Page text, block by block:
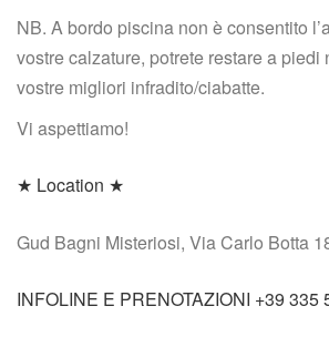
NB. A bordo piscina non è consentito
vostre calzature, potrete restare a piedi
vostre migliori infradito/ciabatte.
Vi aspettiamo!
★ Location ★
Gud Bagni Misteriosi, Via Carlo Botta
INFOLINE E PRENOTAZIONI +39 335